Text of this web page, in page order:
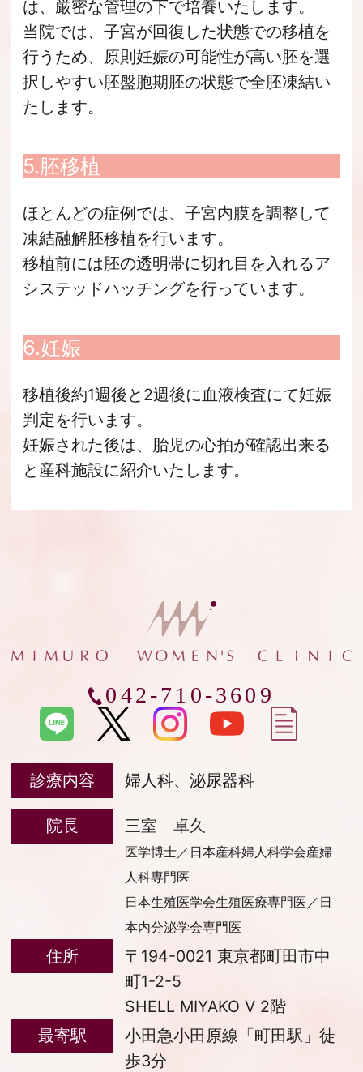
は、厳密な管理の下で培養いたします。
当院では、子宮が回復した状態での移植を
行うため、原則妊娠の可能性が高い胚を選
択しやすい胚盤胞期胚の状態で全胚凍結い
たします。
5.胚移植
ほとんどの症例では、子宮内膜を調整して
凍結融解胚移植を行います。
移植前には胚の透明帯に切れ目を入れるア
システッドハッチングを行っています。
6.妊娠
移植後約1週後と2週後に血液検査にて妊娠
判定を行います。
妊娠された後は、胎児の心拍が確認出来る
と産科施設に紹介いたします。
042-710-3609
診療内容 婦人科、泌尿器科
院長 三室 卓久
医学博士／日本産科婦人科学会産婦
人科専門医
日本生殖医学会生殖医療専門医／日
本内分泌学会専門医
住所
〒194-0021 東京都町田市中
町1-2-5
SHELL MIYAKO V 2階
最寄駅
小田急小田原線「町田駅」徒
歩3分